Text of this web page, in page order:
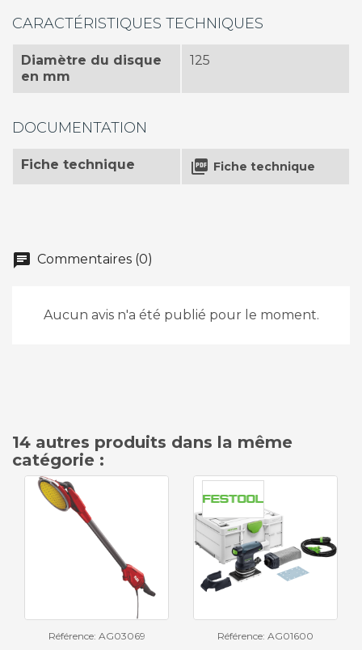
CARACTÉRISTIQUES TECHNIQUES
Diamètre du disque
en mm
125
DOCUMENTATION
Fiche technique  Fiche technique
chat Commentaires (0)
Aucun avis n'a été publié pour le moment.
14 autres produits dans la même
catégorie :
Référence: AG03069 Référence: AG01600